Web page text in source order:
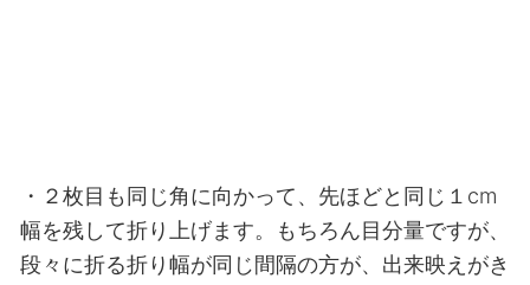
・２枚目も同じ角に向かって、先ほどと同じ１cm
幅を残して折り上げます。もちろん目分量ですが、
段々に折る折り幅が同じ間隔の方が、出来映えがき